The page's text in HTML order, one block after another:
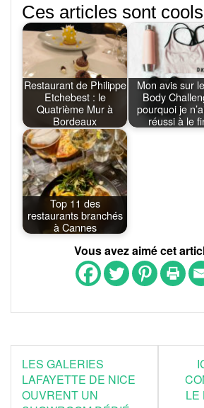
Ces articles sont
Restaurant de Philippe
Etchebest : le
Quatrième Mur à
Bordeaux
Mon avis sur
Body
pourquoi je
réussi à le
Top 11 des
restaurants branchés
à Cannes
Vous avez aimé cet
Navigation
de
l’article
LES GALERIES
LAFAYETTE DE NICE
OUVRENT UN
LE